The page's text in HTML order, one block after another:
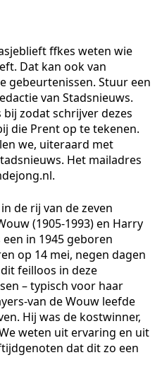
ffkes weten wie
Dat kan ook van
gebeurtenissen. Stuur een
van Stadsnieuws.
zodat schrijver dezes
die Prent op te tekenen.
we, uiteraard met
Het mailadres
de rij van de zeven
(1905-1993) en Harry
een in 1945 geboren
op 14 mei, negen dagen
feilloos in deze
– typisch voor haar
van de Wouw leefde
Hij was de kostwinner,
weten uit ervaring en uit
dat dit zo een